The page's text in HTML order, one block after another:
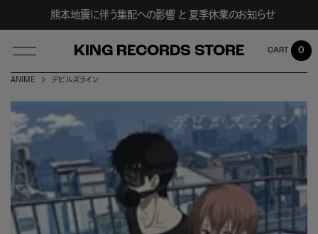
熊本地震に伴う集配への影響 と 夏季休業のお知らせ
KING RECORDS STORE
LOG IN
0
ANIME デビルズライン